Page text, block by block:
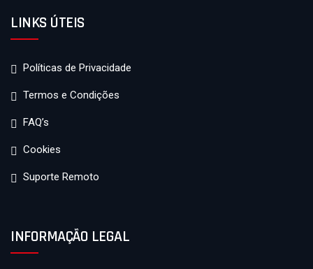
LINKS ÚTEIS
Políticas de Privacidade
Termos e Condições
FAQ’s
Cookies
Suporte Remoto
INFORMAÇÃO LEGAL